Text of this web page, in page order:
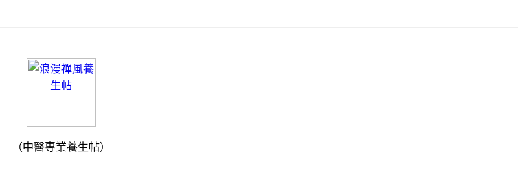
（中醫專業養生帖）